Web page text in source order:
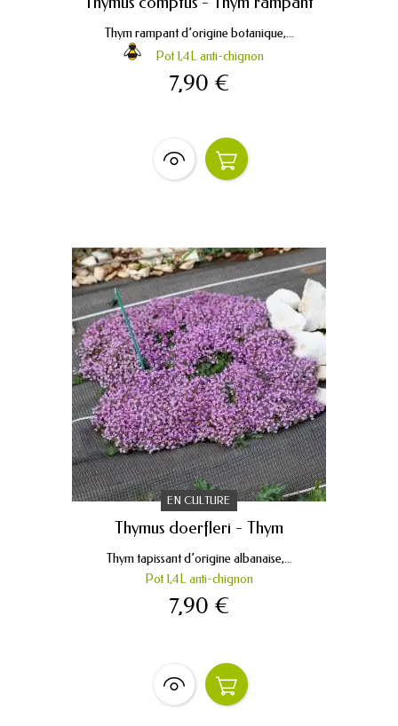
Thym rampant d’origine botanique,...
Pot 1,4L anti-chignon
7,90 €
EN CULTURE
Thymus doerfleri - Thym
Thym tapissant d’origine albanaise,...
Pot 1,4L anti-chignon
7,90 €